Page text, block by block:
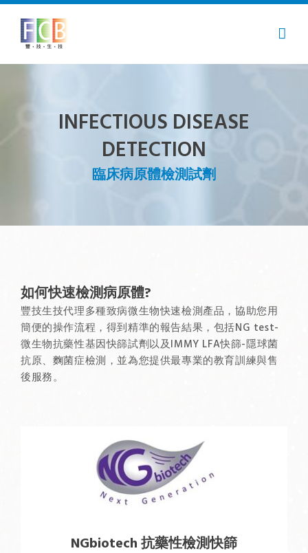
Skip
content
INFECTIOUS DISEASE
DETECTION
臨床病原體檢測試劑
如何快速檢測病原體?
豐技生技代理多種致病微生物快速檢測產品，協助您用
簡便的操作流程，得到精準的報告結果，包括NG test-
微生物抗藥性基因快篩試劑以及IMMY LFA快篩-隱球菌
抗原、麴菌症檢測，並為您提供最專業的教育訓練與售
後服務。
NGbiotech 抗藥性檢測快篩